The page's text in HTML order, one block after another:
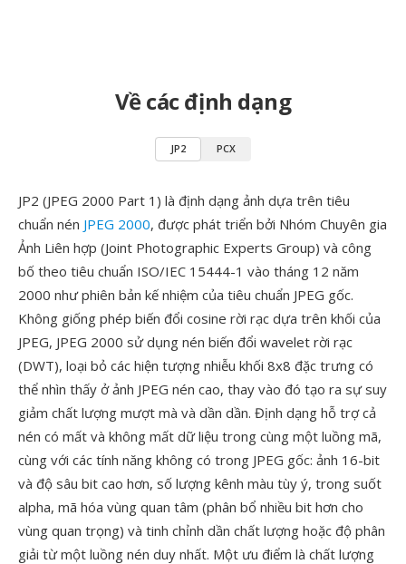
Về các định dạng
JP2 PCX
JP2 (JPEG 2000 Part 1) là định dạng ảnh dựa trên tiêu
chuẩn nén JPEG 2000, được phát triển bởi Nhóm Chuyên gia
Ảnh Liên hợp (Joint Photographic Experts Group) và công
bố theo tiêu chuẩn ISO/IEC 15444-1 vào tháng 12 năm
2000 như phiên bản kế nhiệm của tiêu chuẩn JPEG gốc.
Không giống phép biến đổi cosine rời rạc dựa trên khối của
JPEG, JPEG 2000 sử dụng nén biến đổi wavelet rời rạc
(DWT), loại bỏ các hiện tượng nhiễu khối 8x8 đặc trưng có
thể nhìn thấy ở ảnh JPEG nén cao, thay vào đó tạo ra sự suy
giảm chất lượng mượt mà và dần dần. Định dạng hỗ trợ cả
nén có mất và không mất dữ liệu trong cùng một luồng mã,
cùng với các tính năng không có trong JPEG gốc: ảnh 16-bit
và độ sâu bit cao hơn, số lượng kênh màu tùy ý, trong suốt
alpha, mã hóa vùng quan tâm (phân bổ nhiều bit hơn cho
vùng quan trọng) và tinh chỉnh dần chất lượng hoặc độ phân
giải từ một luồng nén duy nhất. Một ưu điểm là chất lượng